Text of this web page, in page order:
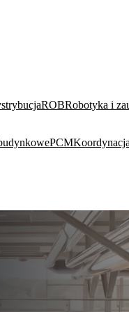
ZOBACZ
ROBRobotyka i
PCM